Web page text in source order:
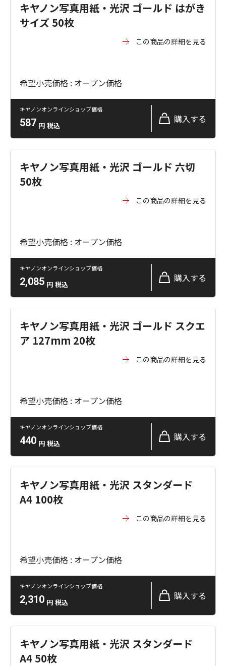
キヤノン写真用紙・光沢 ゴールド はがき
サイズ 50枚
この商品の詳細を見る
希望小売価格 : オープン価格
キヤノンオンラインショップ価格
587 円 税込
購入する
キヤノン写真用紙・光沢 ゴールド 六切
50枚
この商品の詳細を見る
希望小売価格 : オープン価格
キヤノンオンラインショップ価格
2,085 円 税込
購入する
キヤノン写真用紙・光沢 ゴールド スクエ
ア 127mm 20枚
この商品の詳細を見る
希望小売価格 : オープン価格
キヤノンオンラインショップ価格
440 円 税込
購入する
キヤノン写真用紙・光沢 スタンダード
A4 100枚
この商品の詳細を見る
希望小売価格 : オープン価格
キヤノンオンラインショップ価格
2,310 円 税込
購入する
キヤノン写真用紙・光沢 スタンダード
A4 50枚